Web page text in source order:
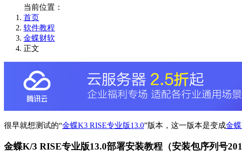
当前位置：
首页
软件教程
金蝶财软
正文
很早就想测试的“金蝶K3 RISE专业版13.0”版本，这一版本是变成金
金蝶K/3 RISE专业版13.0部署安装教程（安装包序列号